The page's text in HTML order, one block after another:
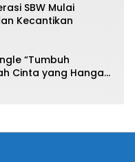
SBW Mulai
Kecantikan
“Tumbuh
Cinta yang Hangat